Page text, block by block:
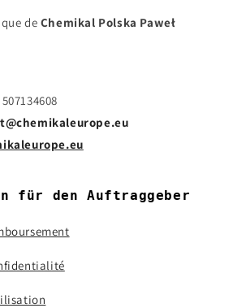
de Chemikal Polska Paweł
für den Auftraggeber